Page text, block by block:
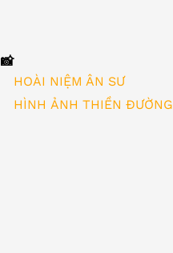
📸
HOÀI NIỆM ÂN SƯ
HÌNH ẢNH THIỀN ĐƯỜNG